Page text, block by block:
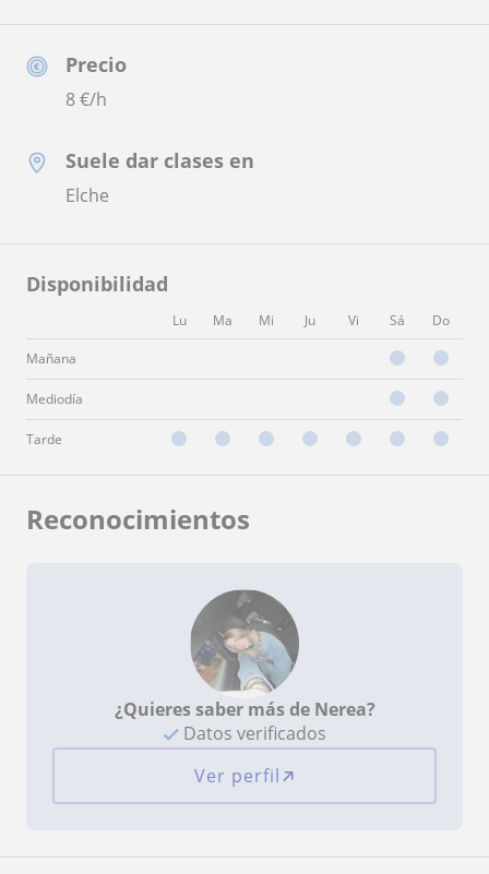
Precio
8€/h
Suele dar clases en
Elche
Disponibilidad
Lu Ma Mi Ju Vi Sá Do
Mañana
Mediodía
Tarde
Reconocimientos
¿Quieres saber más de Nerea?
Datos verificados
Ver perfil